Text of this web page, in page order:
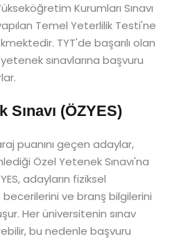
Kurumları Sınavı
Temel Yeterlilik Testi'ne
TYT'de başarılı olan
sınavlarına başvuru
Sınavı (ÖZYES)
puanını geçen adaylar,
Özel Yetenek Sınavı'na
adayların fiziksel
ve branş bilgilerini
Her üniversitenin sınav
bu nedenle başvuru